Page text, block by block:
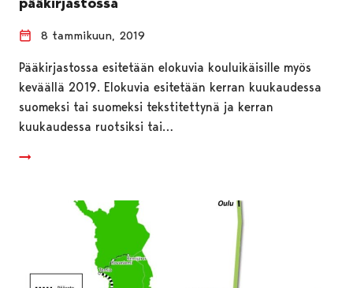
8 tammikuun, 2019
Pääkirjastossa esitetään elokuvia kouluikäisille myös
keväällä 2019. Elokuvia esitetään kerran kuukaudessa
suomeksi tai suomeksi tekstitettynä ja kerran
kuukaudessa ruotsiksi tai…